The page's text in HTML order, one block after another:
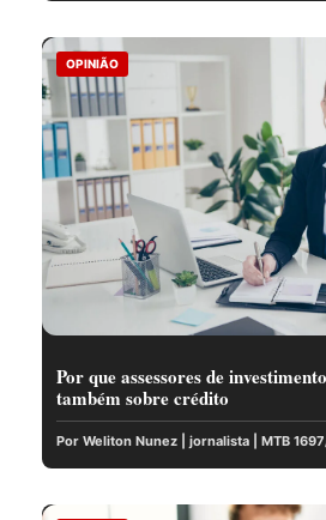
OPINIÃO
Por que assessores de
também sobre crédito
Por Weliton Nunez | jornalista | MTB